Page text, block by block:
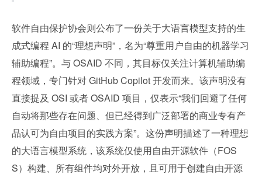
软件自由保护协会则公布了一份关于大语言模型支持的生
成式编程 AI 的“理想声明”，名为“尊重用户自由的机器学习
辅助编程”。与 OSAID 不同，其目标仅关注计算机辅助编
程领域，专门针对 GitHub Copilot 开发而来。该声明没有
直接提及 OSI 或者 OSAID 项目，仅表示“我们回避了任何
自动将那些存在问题、但已经得到广泛部署的商业专有产
品认可为自由项目的实践方案”。这份声明描述了一种理想
的大语言模型系统，该系统仅使用自由开源软件（FOS
S）构建、所有组件均对外开放，且可用于创建自由开源